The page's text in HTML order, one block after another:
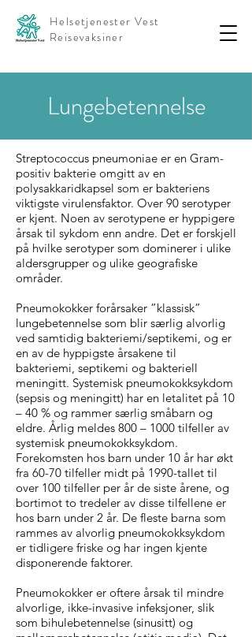
Helsetjenester Vest
Reisevaksiner
Lungebetennelse
Streptococcus pneumoniae er en Gram-
positiv bakterie omgitt av en
polysakkaridkapsel som er bakteriens
viktigste virulensfaktor. Over 90 serotyper
er kjent. Noen av serotypene er hyppigere
årsak til sykdom enn andre. Det er forskjell
på hvilke serotyper som dominerer i ulike
aldersgrupper og ulike geografiske
områder.
Pneumokokker forårsaker ”klassisk”
lungebetennelse som blir særlig alvorlig
ved samtidig bakteriemi/septikemi, og er
en av de hyppigste årsakene til
bakteriemi, septikemi og bakteriell
meningitt. Systemisk pneumokokksykdom
(sepsis og meningitt) har en letalitet på 10
– 40 % og rammer særlig småbarn og
eldre. Årlig meldes 800 – 1000 tilfeller av
systemisk pneumokokksykdom.
Forekomsten hos barn under 10 år har økt
fra 60-70 tilfeller midt på 1990-tallet til
over 100 tilfeller per år de siste årene, og
bortimot to tredeler av disse tilfellene er
hos barn under 2 år. De fleste barna som
rammes av alvorlig pneumokokksykdom
er tidligere friske og har ingen kjente
disponerende faktorer.
Pneumokokker er oftere årsak til mindre
alvorlige, ikke-invasive infeksjoner, slik
som bihulebetennelse (sinusitt) og